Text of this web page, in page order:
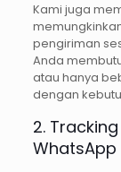
Kami juga
pengiriman
Anda
atau hanya
dengan
2.
WhatsApp